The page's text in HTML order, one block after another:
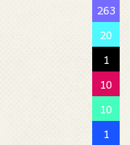
263
20
1
10
10
1